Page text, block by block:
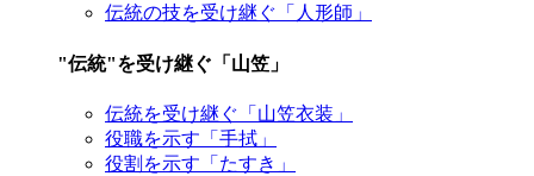
伝統の技を受け継ぐ「人形師」
"伝統"を受け継ぐ「山笠」
伝統を受け継ぐ「山笠衣装」
役職を示す「手拭」
役割を示す「たすき」